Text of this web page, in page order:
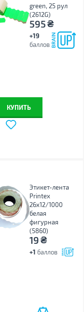
green, 25 рул
(2612G)
595₴
+19
баллов
КУПИТЬ
Этикет-лента
Printex
26х12/1000
белая
фигурная
(5860)
19₴
+1 баллов